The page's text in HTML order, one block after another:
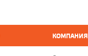
КОМПАНИЯ